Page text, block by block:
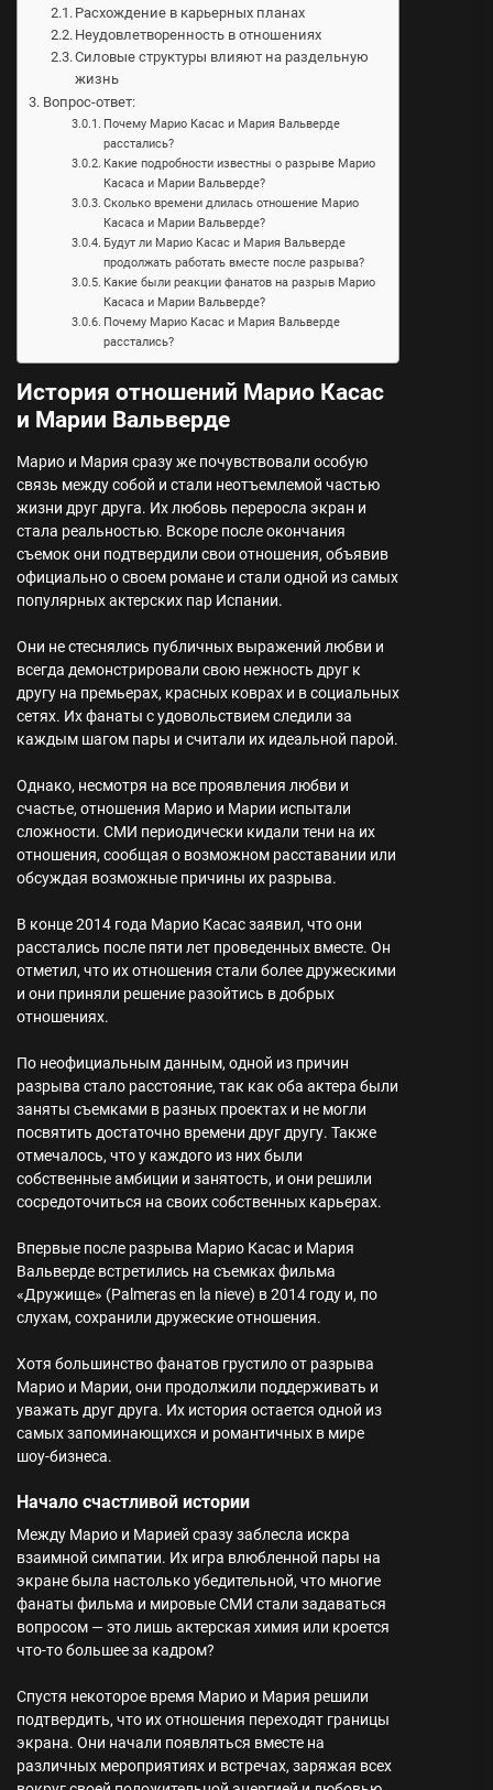
Расхождение в карьерных планах
Неудовлетворенность в отношениях
Силовые структуры влияют на раздельную
жизнь
Вопрос-ответ:
Почему Марио Касас и Мария Вальверде
расстались?
Какие подробности известны о разрыве Марио
Касаса и Марии Вальверде?
Сколько времени длилась отношение Марио
Касаса и Марии Вальверде?
Будут ли Марио Касас и Мария Вальверде
продолжать работать вместе после разрыва?
Какие были реакции фанатов на разрыв Марио
Касаса и Марии Вальверде?
Почему Марио Касас и Мария Вальверде
расстались?
История отношений Марио Касас
и Марии Вальверде
Марио и Мария сразу же почувствовали особую
связь между собой и стали неотъемлемой частью
жизни друг друга. Их любовь переросла экран и
стала реальностью. Вскоре после окончания
съемок они подтвердили свои отношения, объявив
официально о своем романе и стали одной из самых
популярных актерских пар Испании.
Они не стеснялись публичных выражений любви и
всегда демонстрировали свою нежность друг к
другу на премьерах, красных коврах и в социальных
сетях. Их фанаты с удовольствием следили за
каждым шагом пары и считали их идеальной парой.
Однако, несмотря на все проявления любви и
счастье, отношения Марио и Марии испытали
сложности. СМИ периодически кидали тени на их
отношения, сообщая о возможном расставании или
обсуждая возможные причины их разрыва.
В конце 2014 года Марио Касас заявил, что они
расстались после пяти лет проведенных вместе. Он
отметил, что их отношения стали более дружескими
и они приняли решение разойтись в добрых
отношениях.
По неофициальным данным, одной из причин
разрыва стало расстояние, так как оба актера были
заняты съемками в разных проектах и не могли
посвятить достаточно времени друг другу. Также
отмечалось, что у каждого из них были
собственные амбиции и занятость, и они решили
сосредоточиться на своих собственных карьерах.
Впервые после разрыва Марио Касас и Мария
Вальверде встретились на съемках фильма
«Дружище» (Palmeras en la nieve) в 2014 году и, по
слухам, сохранили дружеские отношения.
Хотя большинство фанатов грустило от разрыва
Марио и Марии, они продолжили поддерживать и
уважать друг друга. Их история остается одной из
самых запоминающихся и романтичных в мире
шоу-бизнеса.
Начало счастливой истории
Между Марио и Марией сразу заблесла искра
взаимной симпатии. Их игра влюбленной пары на
экране была настолько убедительной, что многие
фанаты фильма и мировые СМИ стали задаваться
вопросом — это лишь актерская химия или кроется
что-то большее за кадром?
Спустя некоторое время Марио и Мария решили
подтвердить, что их отношения переходят границы
экрана. Они начали появляться вместе на
различных мероприятиях и встречах, заряжая всех